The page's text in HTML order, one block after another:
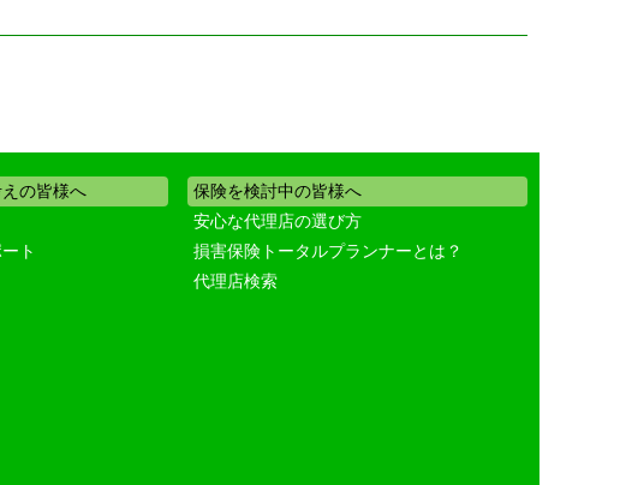
の皆様へ
ト
保険を検討中の皆様へ
安心な代理店の選び方
損害保険トータルプランナーとは？
代理店検索